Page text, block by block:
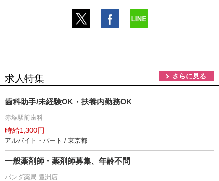
求人特集 さらに見る
歯科助手/未経験OK・扶養内勤務OK
赤塚駅前歯科
時給1,300円
アルバイト・パート / 東京都
一般薬剤師・薬剤師募集、年齢不問
パンダ薬局 豊洲店